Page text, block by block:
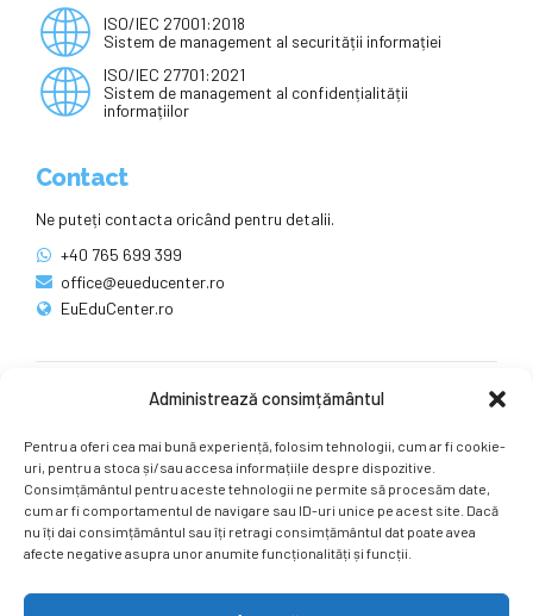
Administrează consimțământul
Pentru a oferi cea mai bună experiență, folosim tehnologii, cum ar fi cookie-
uri, pentru a stoca și/sau accesa informațiile despre dispozitive.
Consimțământul pentru aceste tehnologii ne permite să procesăm date,
cum ar fi comportamentul de navigare sau ID-uri unice pe acest site. Dacă
nu îți dai consimțământul sau îți retragi consimțământul dat poate avea
afecte negative asupra unor anumite funcționalități și funcții.
ISO/IEC 27001:2018
Sistem de management al securității informației
ISO/IEC 27701:2021
Sistem de management al confidențialității
informațiilor
Contact
Ne puteți contacta oricând pentru detalii.
+40 765 699 399
office@eueducenter.ro
EuEduCenter.ro
Ne puteți găsi și pe rețelele sociale.